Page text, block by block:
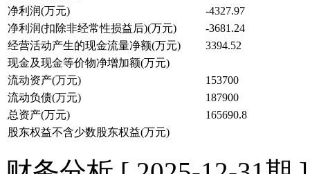
净利润(万元)
-4327.97
净利润(扣除非经常性损益后)(万元)
-3681.24
经营活动产生的现金流量净额(万元)
3394.52
现金及现金等价物净增加额(万元)
流动资产(万元)
153700
流动负债(万元)
187900
总资产(万元)
165690.8
股东权益不含少数股东权益(万元)